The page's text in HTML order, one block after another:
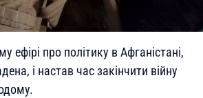
про політику в Афганістані,
і настав час закінчити війну